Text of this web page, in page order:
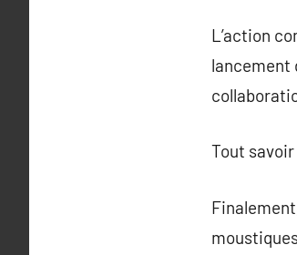
L’action
lancement
Tout